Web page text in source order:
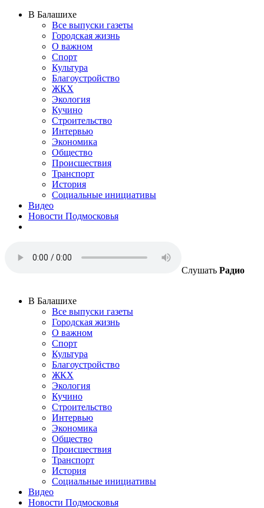
В Балашихе
Все выпуски газеты
Городская жизнь
О важном
Спорт
Культура
Благоустройство
ЖКХ
Экология
Кучино
Строительство
Интервью
Экономика
Общество
Происшествия
Транспорт
История
Социальные инициативы
Видео
Новости Подмосковья
Слушать Радио
В Балашихе
Все выпуски газеты
Городская жизнь
О важном
Спорт
Культура
Благоустройство
ЖКХ
Экология
Кучино
Строительство
Интервью
Экономика
Общество
Происшествия
Транспорт
История
Социальные инициативы
Видео
Новости Подмосковья